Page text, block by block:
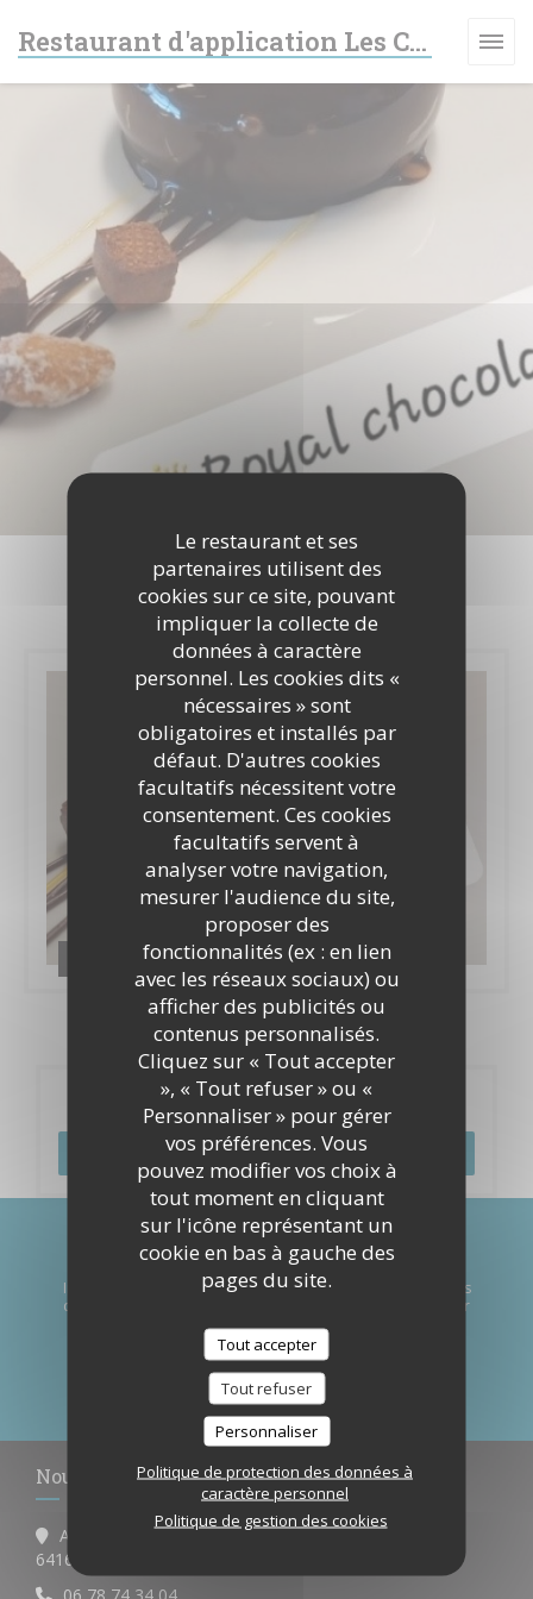
Le restaurant et ses
partenaires utilisent des
cookies sur ce site, pouvant
impliquer la collecte de
données à caractère
personnel. Les cookies dits «
nécessaires » sont
obligatoires et installés par
défaut. D'autres cookies
facultatifs nécessitent votre
consentement. Ces cookies
facultatifs servent à
analyser votre navigation,
mesurer l'audience du site,
proposer des
fonctionnalités (ex : en lien
avec les réseaux sociaux) ou
afficher des publicités ou
contenus personnalisés.
Cliquez sur « Tout accepter
», « Tout refuser » ou «
Personnaliser » pour gérer
vos préférences. Vous
pouvez modifier vos choix à
tout moment en cliquant
sur l'icône représentant un
cookie en bas à gauche des
pages du site.
Tout accepter
Tout refuser
Personnaliser
Politique de protection des données à
caractère personnel
Politique de gestion des cookies
Restaurant d'application Les Cimes - Lycée des Métiers Haute-Vue
Photos
restaurant d'application Les Cîmes
Réservation
RÉSERVER
Newsletter*
Inscrivez-vous à notre lettre d'information pour recevoir des
communications personnalisées et des offres marketing par
courriel.
S'ABONNER
Nous contacter
Avenue des Cimes
64160 Morlaas
06 78 74 34 04